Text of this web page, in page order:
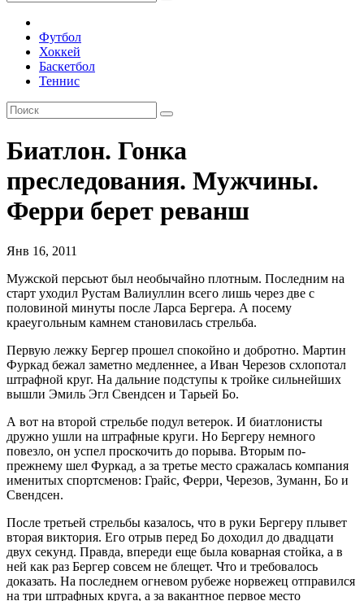
Футбол
Хоккей
Баскетбол
Теннис
Биатлон. Гонка
преследования. Мужчины.
Ферри берет реванш
Янв 16, 2011
Мужской персьют был необычайно плотным. Последним на
старт уходил Рустам Валиуллин всего лишь через две с
половиной минуты после Ларса Бергера. А посему
краеугольным камнем становилась стрельба.
Первую лежку Бергер прошел спокойно и добротно. Мартин
Фуркад бежал заметно медленнее, а Иван Черезов схлопотал
штрафной круг. На дальние подступы к тройке сильнейших
вышли Эмиль Эгл Свендсен и Тарьей Бо.
А вот на второй стрельбе подул ветерок. И биатлонисты
дружно ушли на штрафные круги. Но Бергеру немного
повезло, он успел проскочить до порыва. Вторым по-
прежнему шел Фуркад, а за третье место сражалась компания
именитых спортсменов: Грайс, Ферри, Черезов, Зуманн, Бо и
Свендсен.
После третьей стрельбы казалось, что в руки Бергеру плывет
вторая виктория. Его отрыв перед Бо доходил до двадцати
двух секунд. Правда, впереди еще была коварная стойка, а в
ней как раз Бергер совсем не блещет. Что и требовалось
доказать. На последнем огневом рубеже норвежец отправился
на три штрафных круга, а за вакантное первое место